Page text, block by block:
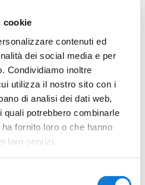
cookie
contenuti ed
dei social media e per
Condividiamo inoltre
utilizza il nostro sito con i
di analisi dei dati web,
potrebbero combinarle
fornito loro o che hanno
loro servizi.
pronto ad applaudirli. Poco
vittoria, se non c’era da
classifica: la presenza dei
il pubblico, la bella
tutto ha contribuito a